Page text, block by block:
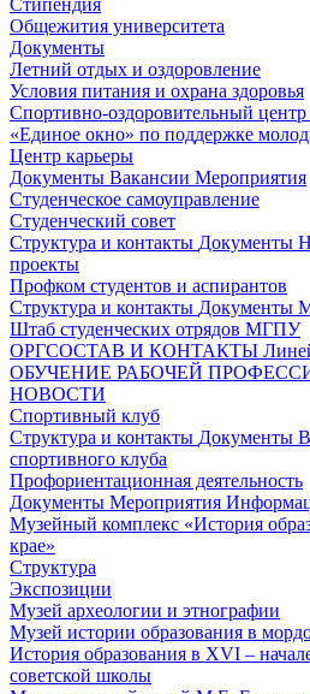
Общежития университета
Документы
Летний отдых и оздоровление
Условия питания и охрана здоровья
Спортивно-оздоровительный
«Единое окно» по поддержке
Центр карьеры
Документы Вакансии Мероприятия
Студенческое самоуправление
Студенческий совет
Структура и контакты Документы
проекты
Профком студентов и аспирантов
Структура и контакты Документы
Штаб студенческих отрядов МГПУ
ОРГСОСТАВ И КОНТАКТЫ
ОБУЧЕНИЕ РАБОЧЕЙ
НОВОСТИ
Спортивный клуб
Структура и контакты Документы
спортивного клуба
Профориентационная деятельность
Документы Мероприятия
Музейный комплекс «История
крае»
Структура
Экспозиции
Музей археологии и этнографии
Музей истории образования в
История образования в XVI –
советской школы